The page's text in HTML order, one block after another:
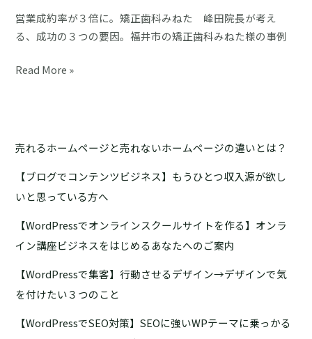
術
を
く
が
出
ま
し
た
営業成約率が３倍に。矯正歯科みねた 峰田院長が考え
る、成功の３つの要因。福井市の矯正歯科みねた様の事例
営
率
３
倍
矯
正
歯
み
ね
Read More »
売れるホームページと売れないホームページの違いとは？
【ブログでコンテンツビジネス】もうひとつ収入源が欲し
いと思っている方へ
【WordPressでオンラインスクールサイトを作る】オンラ
イン講座ビジネスをはじめるあなたへのご案内
【WordPressで集客】行動させるデザイン→デザインで気
を付けたい３つのこと
【WordPressでSEO対策】SEOに強いWPテーマに乗っかる